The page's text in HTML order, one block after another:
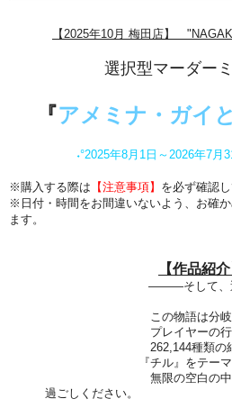
【2025年10月 梅田店】
選択型マーダー
『アメミナ・ガイ
˖°2025年8月1日～2026年7月
※購入する際は 【注意事項】 を必ず確認し
※日付・時間をお間違いないよう、 お確
ます。
【作品紹介
―――そして、運命は
この物語は分岐し
プレイヤーの行動や
262,144種類の結果が
『チル』をテーマに創ら
無限の空白の中で、ゆ
過ごしください。